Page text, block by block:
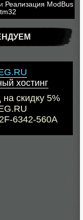
Реализация ModBus
хостинг
скидку 5%
6342-560A